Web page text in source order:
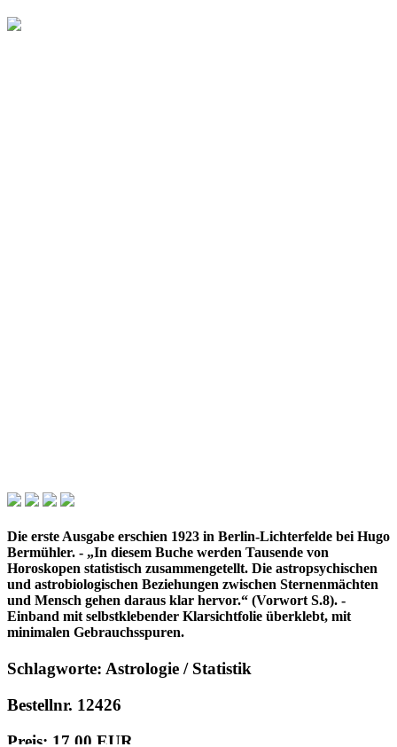
Die erste Ausgabe erschien 1923 in Berlin-Lichterfelde bei Hugo
Bermühler. - „In diesem Buche werden Tausende von
Horoskopen statistisch zusammengetellt. Die astropsychischen
und astrobiologischen Beziehungen zwischen Sternenmächten
und Mensch gehen daraus klar hervor.“ (Vorwort S.8). -
Einband mit selbstklebender Klarsichtfolie überklebt, mit
minimalen Gebrauchsspuren.
Schlagworte: Astrologie / Statistik
Bestellnr. 12426
Preis: 17,00 EUR